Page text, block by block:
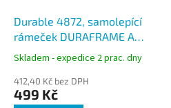
Durable 4872, samolepící
rámeček DURAFRAME A4
červený 2 ks
Skladem - expedice 2 prac. dny
412,40 Kč bez DPH
499 Kč